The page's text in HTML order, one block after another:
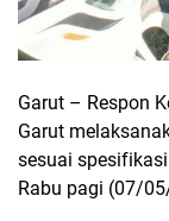
Garut – Respon
Garut
sesuai
Rabu pagi (07/